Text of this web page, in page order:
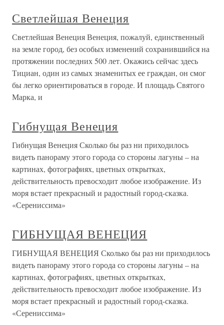
Светлейшая Венеция
Светлейшая Венеция Венеция, пожалуй, единственный
на земле город, без особых изменений сохранившийся на
протяжении последних 500 лет. Окажись сейчас здесь
Тициан, один из самых знаменитых ее граждан, он смог
бы легко ориентироваться в городе. И площадь Святого
Марка, и
Гибнущая Венеция
Гибнущая Венеция Сколько бы раз ни приходилось
видеть панораму этого города со стороны лагуны – на
картинах, фотографиях, цветных открытках,
действительность превосходит любое изображение. Из
моря встает прекрасный и радостный город-сказка.
«Серениссима»
ГИБНУЩАЯ ВЕНЕЦИЯ
ГИБНУЩАЯ ВЕНЕЦИЯ Сколько бы раз ни приходилось
видеть панораму этого города со стороны лагуны – на
картинах, фотографиях, цветных открытках,
действительность превосходит любое изображение. Из
моря встает прекрасный и радостный город-сказка.
«Серениссима»